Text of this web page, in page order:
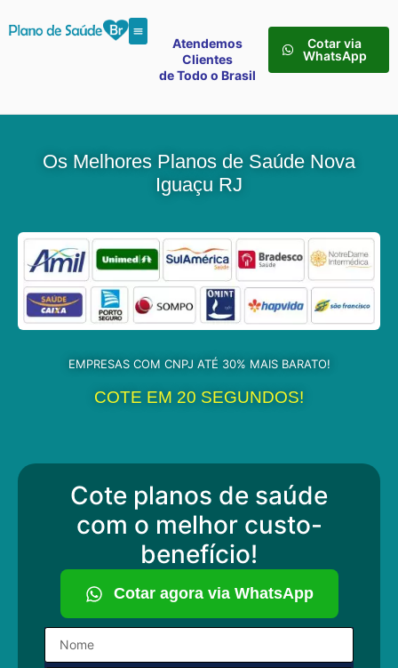
Atendemos
Clientes
de Todo o Brasil
Cotar via
WhatsApp
Os Melhores Planos de Saúde Nova
Iguaçu RJ
EMPRESAS COM CNPJ ATÉ 30% MAIS BARATO!
COTE EM 20 SEGUNDOS!
Cote planos de saúde
com o melhor custo-
benefício!
Cotar agora via WhatsApp